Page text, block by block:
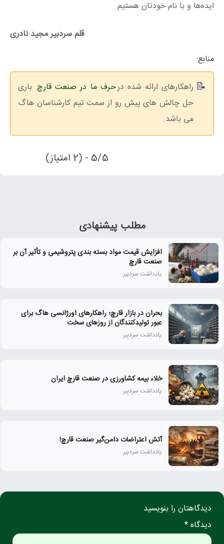
ایده‌ها و با نام خودتان هستیم.
قلم سردبیر مجید نادری
منابع:
راهکارهای ارائه شده درحرف ما در صنعت قارچ باری
حل چالش های پیش رو از سمت تیم کارشناسان هاگ
می باشد.
5/5 - (2 امتیاز)
مطلب پیشنهادی
افزایش قیمت مواد بسته بندی پتروشیمی و تأثیر آن بر
صنعت قارچ
یادداشت سردبیر
بحران در بازار قارچ؛ راهکارهای اورژانسی هاگ برای
عبور تولیدکنندگان از روزهای سخت
یادداشت سردبیر
خلاء بیمه کشاورزی در صنعت قارچ ایران
یادداشت سردبیر
آتش اعتراضات دامن‌گیر صنعت قارچ!
یادداشت سردبیر
دیدگاهتان را بنویسید
دیدگاه *